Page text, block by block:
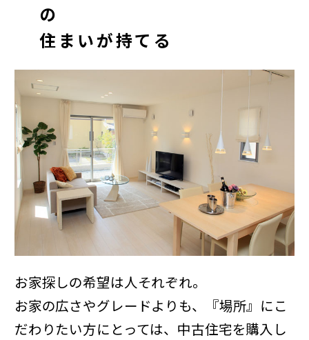
の
住まいが持てる
お家探しの希望は人それぞれ。
お家の広さやグレードよりも、『場所』にこ
だわりたい方にとっては、中古住宅を購入し